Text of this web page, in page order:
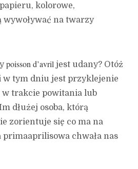
kolorowe,
na twarzy
poisson d’avril jest udany? Otóż
w tym dniu jest przyklejenie
w trakcie powitania lub
dłużej osoba, którą
zorientuje się co ma na
chwała nas